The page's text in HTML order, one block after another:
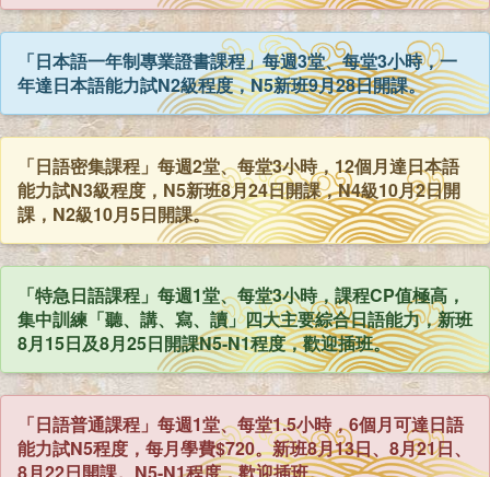
「日本語一年制專業證書課程」每週3堂、每堂3小時，一
年達日本語能力試N2級程度，N5新班9月28日開課。
「日語密集課程」每週2堂、每堂3小時，12個月達日本語
能力試N3級程度，N5新班8月24日開課，N4級10月2日開
課，N2級10月5日開課。
「特急日語課程」每週1堂、每堂3小時，課程CP值極高，
集中訓練「聽、講、寫、讀」四大主要綜合日語能力，新班
8月15日及8月25日開課N5-N1程度，歡迎插班。
「日語普通課程」每週1堂、每堂1.5小時，6個月可達日語
能力試N5程度，每月學費$720。新班8月13日、8月21日、